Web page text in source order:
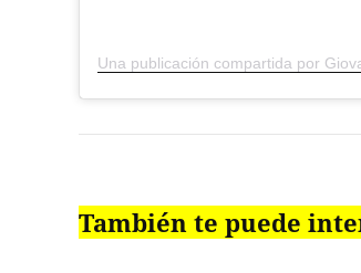
También te puede